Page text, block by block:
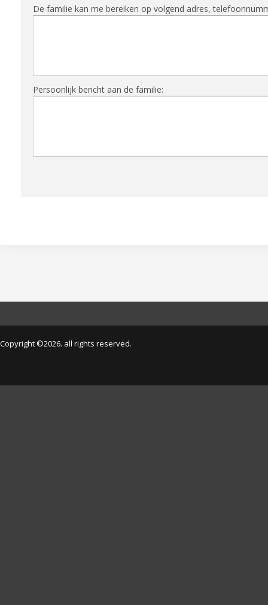
De familie kan me bereiken op volgend adres,
Persoonlijk bericht aan de familie:
Copyright ©2026. all rights reserved.